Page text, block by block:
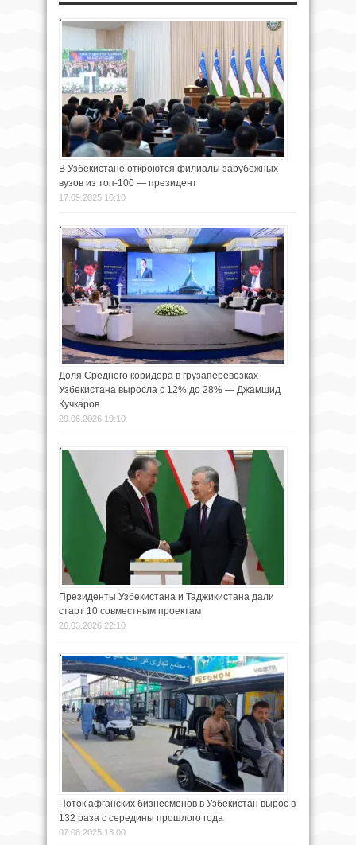
В Узбекистане откроются филиалы зарубежных
вузов из топ-100 — президент
17.09.2025 16:10
Доля Среднего коридора в грузаперевозках
Узбекистана выросла с 12% до 28% — Джамшид
Кучкаров
29.06.2026 19:10
Президенты Узбекистана и Таджикистана дали
старт 10 совместным проектам
26.03.2026 22:10
Поток афганских бизнесменов в Узбекистан вырос в
132 раза с середины прошлого года
07.08.2025 13:00